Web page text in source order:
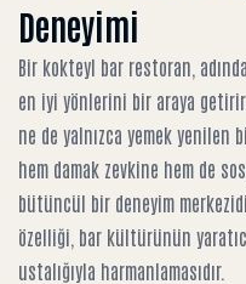
Deneyimi
Bir kokteyl bar restoran,
en iyi yönlerini bir araya
ne de yalnızca yemek yenilen
hem damak zevkine hem de
bütüncül bir deneyim
özelliği, bar kültürünün
ustalığıyla harmanlamasıdır.